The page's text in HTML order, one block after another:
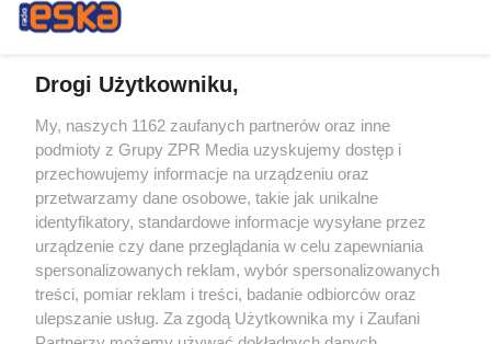
Żaden utwór zamieszczony w serwisie nie może być powielany i
rozpowszechniany lub dalej rozpowszechniany w jakikolwiek sposób (w
tym także elektroniczny lub mechaniczny) na jakimkolwiek polu
eksploatacji w jakiejkolwiek formie, włącznie z umieszczaniem w Internecie
bez pisemnej zgody właściciela praw. Jakiekolwiek użycie lub
wykorzystanie utworów w całości lub w części z naruszeniem prawa, tzn.
bez właściwej zgody, jest zabronione pod groźbą kary i może być ścigane
prawnie.
Drogi Użytkowniku,
My, naszych 1162 zaufanych partnerów oraz inne
podmioty z Grupy ZPR Media uzyskujemy dostęp i
przechowujemy informacje na urządzeniu oraz
przetwarzamy dane osobowe, takie jak unikalne
identyfikatory, standardowe informacje wysyłane przez
urządzenie czy dane przeglądania w celu zapewniania
spersonalizowanych reklam, wybór spersonalizowanych
treści, pomiar reklam i treści, badanie odbiorców oraz
ulepszanie usług. Za zgodą Użytkownika my i Zaufani